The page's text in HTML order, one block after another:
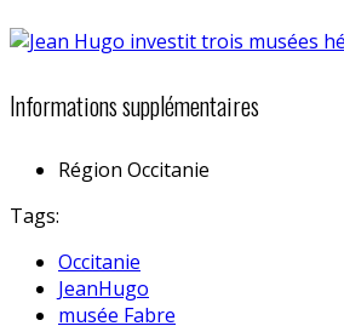
Informations supplémentaires
Région Occitanie
Tags:
Occitanie
JeanHugo
musée Fabre